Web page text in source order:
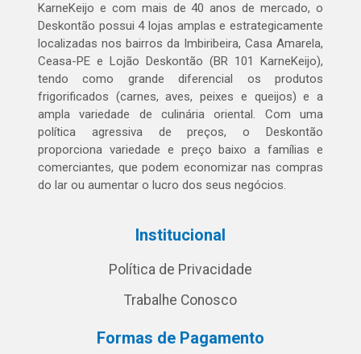
KarneKeijo e com mais de 40 anos de mercado, o
Deskontão possui 4 lojas amplas e estrategicamente
localizadas nos bairros da Imbiribeira, Casa Amarela,
Ceasa-PE e Lojão Deskontão (BR 101 KarneKeijo),
tendo como grande diferencial os produtos
frigorificados (carnes, aves, peixes e queijos) e a
ampla variedade de culinária oriental. Com uma
política agressiva de preços, o Deskontão
proporciona variedade e preço baixo a famílias e
comerciantes, que podem economizar nas compras
do lar ou aumentar o lucro dos seus negócios.
Institucional
Política de Privacidade
Trabalhe Conosco
Formas de Pagamento